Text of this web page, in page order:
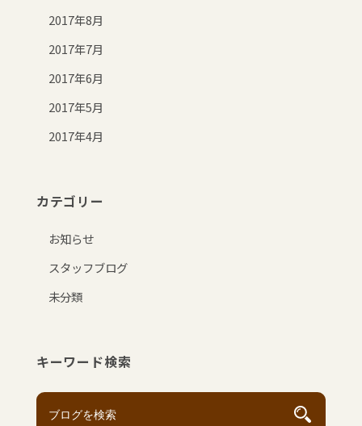
2017年8月
2017年7月
2017年6月
2017年5月
2017年4月
カテゴリー
お知らせ
スタッフブログ
未分類
キーワード検索